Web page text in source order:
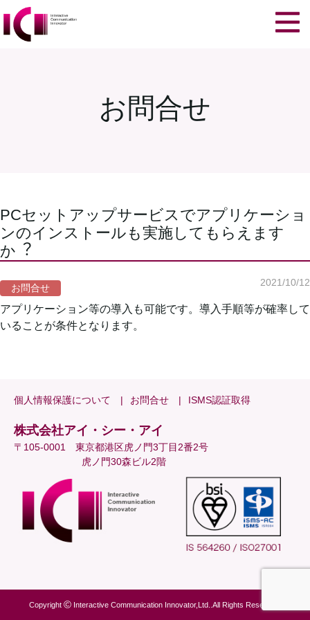
お問合せ
PCセットアップサービスでアプリケーショ
ンのインストールも実施してもらえます
か︖
お問合せ
2021/10/12
アプリケーション等の導⼊も可能です。導⼊⼿順等が確率して
いることが条件となります。
個人情報保護について お問合せ ISMS認証取得
株式会社アイ・シー・アイ
〒105-0001 東京都港区虎ノ門3丁目2番2号
虎ノ門30森ビル2階
Copyright Interactive Communication Innovator,Ltd..All Rights Reserved.